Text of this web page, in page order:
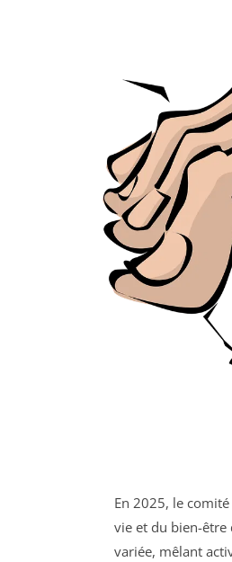
En 2025, le
vie et du bien-être
variée, mêlant